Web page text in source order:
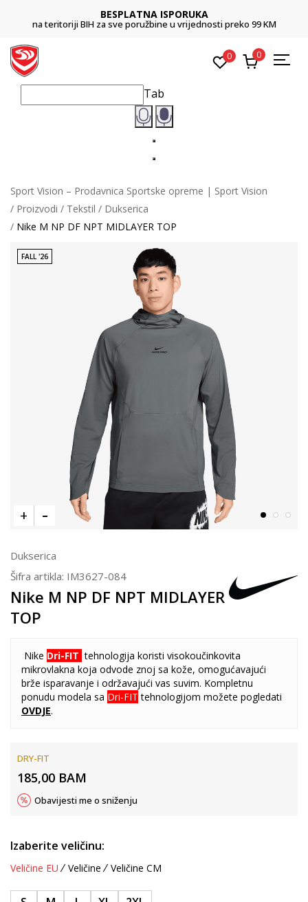
BESPLATNA ISPORUKA
na teritoriji BIH za sve poružbine u vrijednosti preko 99 KM
0 0
Tab
Sport Vision – Prodavnica Sportske opreme | Sport Vision
Proizvodi
Tekstil
Dukserica
Nike M NP DF NPT MIDLAYER TOP
FALL '26
Dukserica
Šifra artikla: IM3627-084
Nike M NP DF NPT MIDLAYER
TOP
Nike Dri-FIT tehnologija koristi visokoučinkovita
mikrovlakna koja odvode znoj sa kože, omogućavajući
brže isparavanje i održavajući vas suvim. Kompletnu
ponudu modela sa Dri-FIT tehnologijom možete pogledati
OVDJE.
DRY-FIT
185,00 BAM
Obavijesti me o sniženju
Izaberite veličinu:
Veličine EU Veličine Veličine CM